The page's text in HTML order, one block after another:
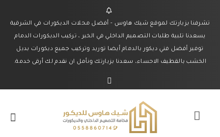
تشرفنا بزيارتك لموقع شيك هاوس - أفضل محلات الديكورات في الشرقية
يسعدنا تلبية طلبات التصميم الداخلي في الخبر ، تركيب الديكورات الدمام
توفير أفضل فني ديكور بالدمام أيضا توريد وتركيب جميع ديكورات بديل
الخشب بالقطيف الاحساء، سعدنا بزيارتك ونأمل ان نقدم لك أرقى خدمة.